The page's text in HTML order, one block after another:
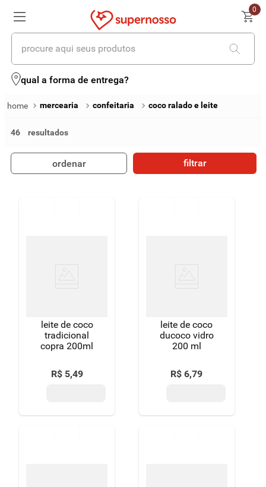
0
procure aqui seus produtos
qual a forma de entrega?
mercearia confeitaria coco ralado e leite
46
ordenar filtrar
leite de coco
tradicional
copra 200ml
R$ 5,49
leite de coco
ducoco vidro
200 ml
R$ 6,79
termos mais buscados
4º iogurte
chocolate